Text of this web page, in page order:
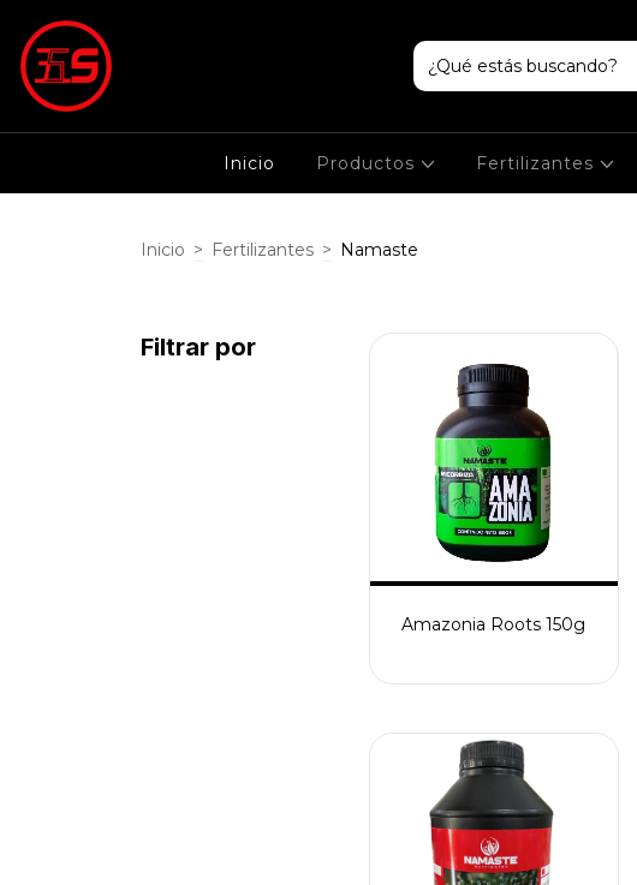
Inicio Productos Fertilizantes
Inicio > Fertilizantes > Namaste
Filtrar por
Amazonia Roots 150g